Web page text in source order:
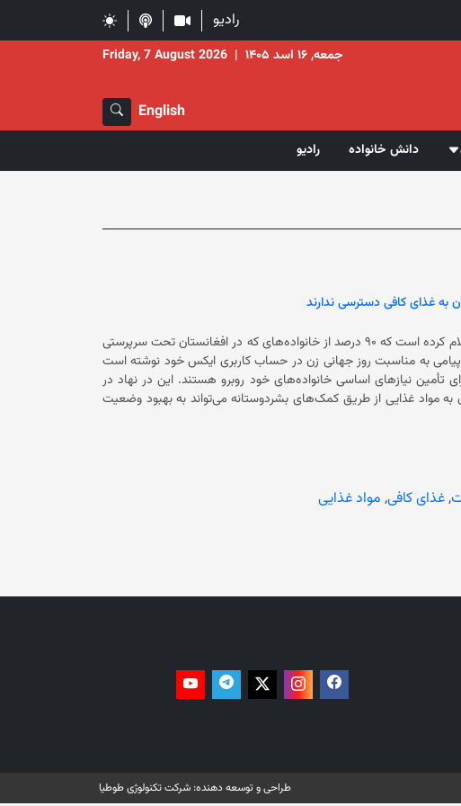
رادیو
جمعه, ۱۶ اسد ۱۴۰۵ |
Friday, 7 August 2026
English
دانش خانواده رادیو
بخش زنان سازمان ملل متحد (UN Women) در تازه‌ترین مورد اعلام کرده است که ۹۰ درصد از خانواده‌های که در افغانستان تحت سرپرستی
دسترسی ندارند. این سازمان با نشر پیامی به مناسبت روز جهانی زن در حساب کاربری ایکس خود نوشته است
که زنان خودسرپرست در افغانستان با برخی از بزرگ‌ترین موانع برای تأمین نیازهای اساسی خانواده‌های خود روبرو هستند. این در نهاد در
مواد غذایی از طریق کمک‌های بشردوستانه می‌تواند به بهبود وضعیت
,غذای کافی, مواد غذایی
طراحی و توسعه دهنده: شرکت تکنولوژی طوطیا